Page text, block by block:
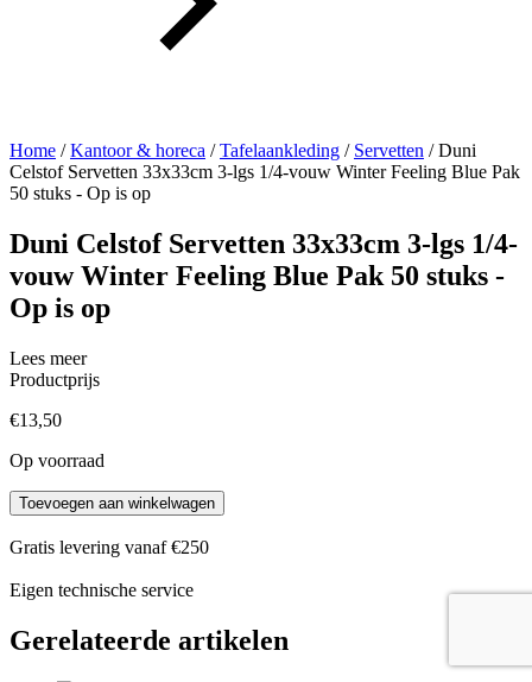
Home /Kantoor & horeca /Tafelaankleding / Servetten / Duni
Celstof Servetten 33x33cm 3-lgs 1/4-vouw Winter Feeling Blue Pak
50 stuks - Op is op
Duni Celstof Servetten 33x33cm 3-lgs 1/4-
vouw Winter Feeling Blue Pak 50 stuks -
Op is op
Lees meer
Productprijs
€13,50
Op voorraad
Duni
Celstof
Servetten
3-
lgs
1/4-
vouw
Toevoegen aan winkelwagen
Gratis levering vanaf €250
Eigen technische service
Gerelateerde artikelen